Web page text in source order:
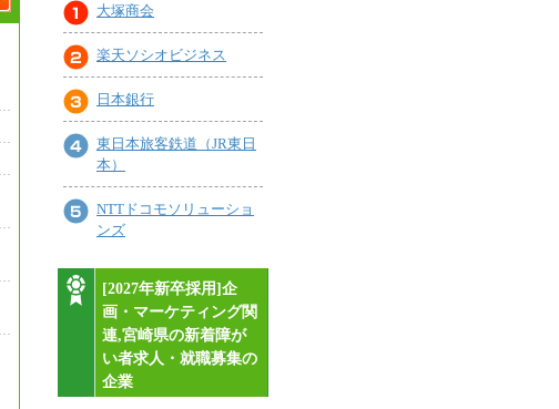
大塚商会
楽天ソシオビジネス
日本銀行
東日本旅客鉄道（JR東日
本）
NTTドコモソリューショ
ンズ
[2027年新卒採用]企
画・マーケティング関
連,宮崎県の新着障が
い者求人・就職募集の
企業